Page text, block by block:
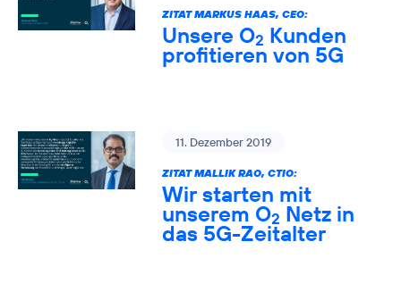
ZITAT MARKUS HAAS, CEO:
Unsere O2 Kunden
profitieren von 5G
11. Dezember 2019
ZITAT MALLIK RAO, CTIO:
Wir starten mit
unserem O2 Netz in
das 5G-Zeitalter